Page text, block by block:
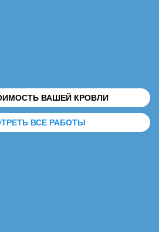
ВАШЕЙ КРОВЛИ
ВСЕ РАБОТЫ